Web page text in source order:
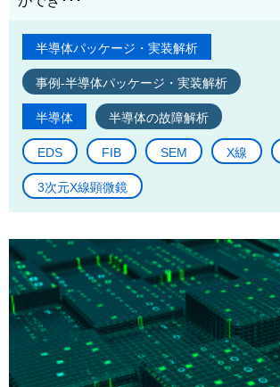
半導体パッケージ・実装解析
事例-半導体パッケージ・実装解析
半導体 半導体の故障解析
EDS FIB SEM X線
3次元X線顕微鏡